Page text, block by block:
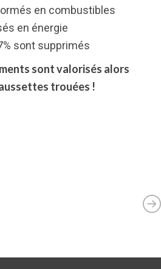
en combustibles
en énergie
sont supprimés
sont valorisés alors
trouées !